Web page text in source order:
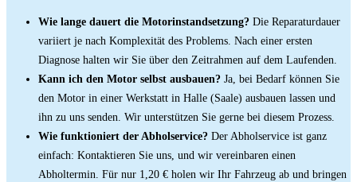
Wie lange dauert die Motorinstandsetzung? Die Reparaturdauer
variiert je nach Komplexität des Problems. Nach einer ersten
Diagnose halten wir Sie über den Zeitrahmen auf dem Laufenden.
Kann ich den Motor selbst ausbauen? Ja, bei Bedarf können Sie
den Motor in einer Werkstatt in Halle (Saale) ausbauen lassen und
ihn zu uns senden. Wir unterstützen Sie gerne bei diesem Prozess.
Wie funktioniert der Abholservice? Der Abholservice ist ganz
einfach: Kontaktieren Sie uns, und wir vereinbaren einen
Abholtermin. Für nur 1,20 € holen wir Ihr Fahrzeug ab und bringen